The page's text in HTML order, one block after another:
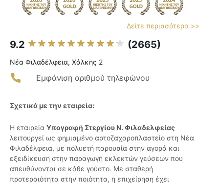
Δείτε περισσότερα >>
9.2 (2665)
Νέα Φιλαδέλφεια, Χάλκης 2
Εμφάνιση αριθμού τηλεφώνου
Σχετικά με την εταιρεία:
Η εταιρεία Υπογραφή Στεργίου Ν. Φιλαδελφείας
λειτουργεί ως φημισμένο αρτοζαχαροπλαστείο στη Νέα
Φιλαδέλφεια, με πολυετή παρουσία στην αγορά και
εξειδίκευση στην παραγωγή εκλεκτών γεύσεων που
απευθύνονται σε κάθε γούστο. Με σταθερή
προτεραιότητα στην ποιότητα, η επιχείρηση έχει